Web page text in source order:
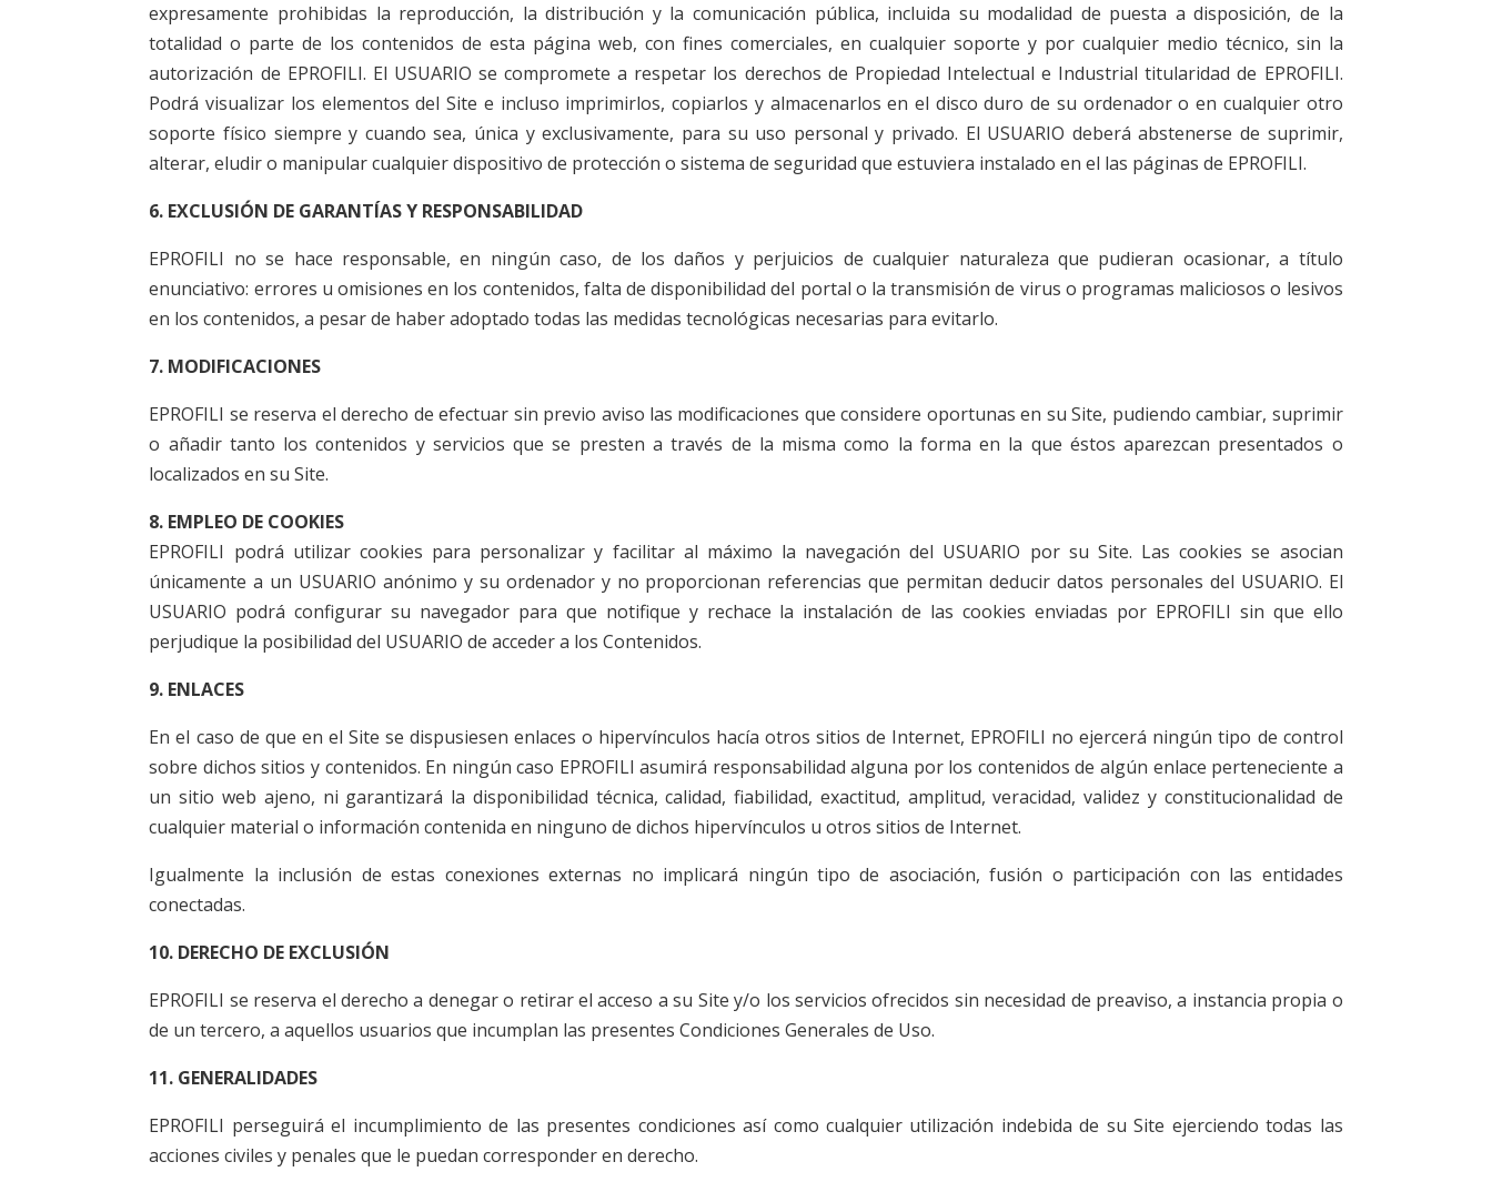
expresamente prohibidas la reproducción, la distribución y la comunicación pública, incluida su modalidad de puesta a disposición, de la
totalidad o parte de los contenidos de esta página web, con fines comerciales, en cualquier soporte y por cualquier medio técnico, sin la
autorización de EPROFILI. El USUARIO se compromete a respetar los derechos de Propiedad Intelectual e Industrial titularidad de EPROFILI.
Podrá visualizar los elementos del Site e incluso imprimirlos, copiarlos y almacenarlos en el disco duro de su ordenador o en cualquier otro
soporte físico siempre y cuando sea, única y exclusivamente, para su uso personal y privado. El USUARIO deberá abstenerse de suprimir,
alterar, eludir o manipular cualquier dispositivo de protección o sistema de seguridad que estuviera instalado en el las páginas de EPROFILI.
6. EXCLUSIÓN DE GARANTÍAS Y RESPONSABILIDAD
EPROFILI no se hace responsable, en ningún caso, de los daños y perjuicios de cualquier naturaleza que pudieran ocasionar, a título
enunciativo: errores u omisiones en los contenidos, falta de disponibilidad del portal o la transmisión de virus o programas maliciosos o lesivos
en los contenidos, a pesar de haber adoptado todas las medidas tecnológicas necesarias para evitarlo.
7. MODIFICACIONES
EPROFILI se reserva el derecho de efectuar sin previo aviso las modificaciones que considere oportunas en su Site, pudiendo cambiar, suprimir
o añadir tanto los contenidos y servicios que se presten a través de la misma como la forma en la que éstos aparezcan presentados o
localizados en su Site.
8. EMPLEO DE COOKIES
EPROFILI podrá utilizar cookies para personalizar y facilitar al máximo la navegación del USUARIO por su Site. Las cookies se asocian
únicamente a un USUARIO anónimo y su ordenador y no proporcionan referencias que permitan deducir datos personales del USUARIO. El
USUARIO podrá configurar su navegador para que notifique y rechace la instalación de las cookies enviadas por EPROFILI sin que ello
perjudique la posibilidad del USUARIO de acceder a los Contenidos.
9. ENLACES
En el caso de que en el Site se dispusiesen enlaces o hipervínculos hacía otros sitios de Internet, EPROFILI no ejercerá ningún tipo de control
sobre dichos sitios y contenidos. En ningún caso EPROFILI asumirá responsabilidad alguna por los contenidos de algún enlace perteneciente a
un sitio web ajeno, ni garantizará la disponibilidad técnica, calidad, fiabilidad, exactitud, amplitud, veracidad, validez y constitucionalidad de
cualquier material o información contenida en ninguno de dichos hipervínculos u otros sitios de Internet.
Igualmente la inclusión de estas conexiones externas no implicará ningún tipo de asociación, fusión o participación con las entidades
conectadas.
10. DERECHO DE EXCLUSIÓN
EPROFILI se reserva el derecho a denegar o retirar el acceso a su Site y/o los servicios ofrecidos sin necesidad de preaviso, a instancia propia o
de un tercero, a aquellos usuarios que incumplan las presentes Condiciones Generales de Uso.
11. GENERALIDADES
EPROFILI perseguirá el incumplimiento de las presentes condiciones así como cualquier utilización indebida de su Site ejerciendo todas las
acciones civiles y penales que le puedan corresponder en derecho.